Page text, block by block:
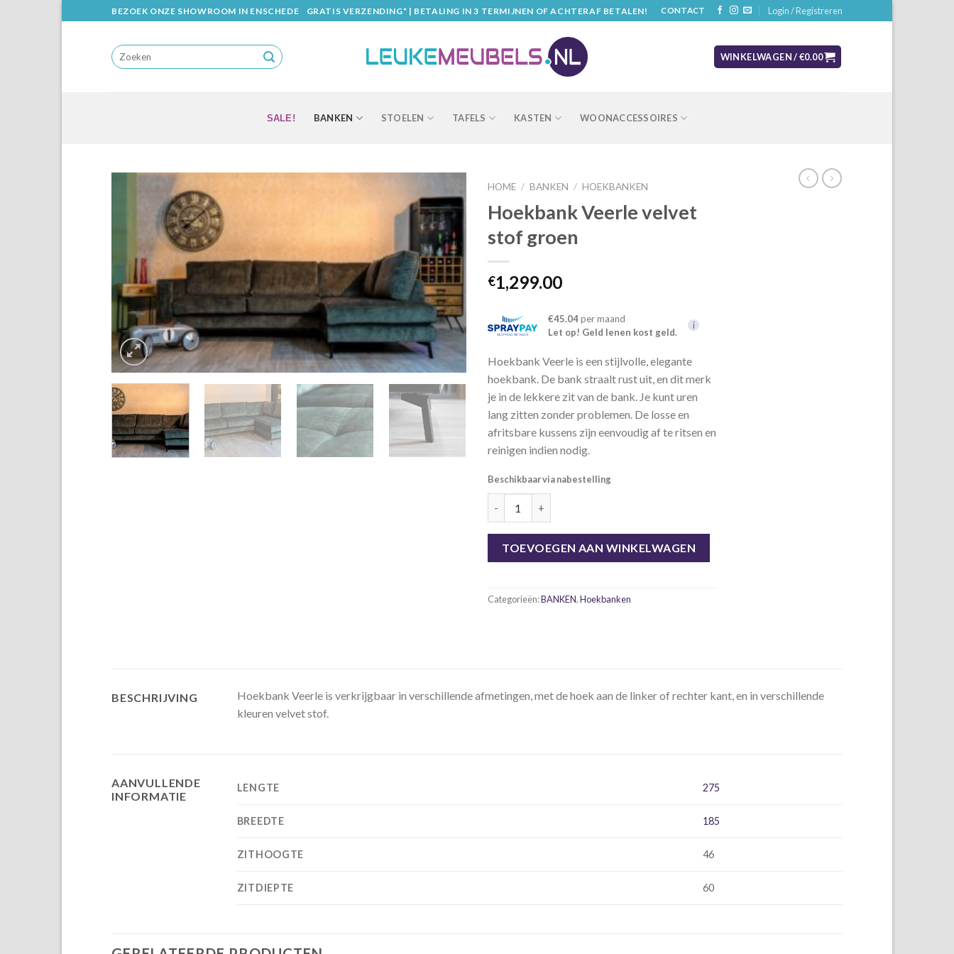
to
BEZOEK ONZE SHOWROOM IN ENSCHEDE GRATIS VERZENDING* | BETALING IN 3 TERMIJNEN OF ACHTERAF BETALEN! CONTACT Login / Registreren
WINKELWAGEN /€0.00
SALE! BANKEN STOELEN TAFELS KASTEN WOONACCESSOIRES
HOME / BANKEN / HOEKBANKEN
Hoekbank Veerle velvet
stof groen
€1,299.00
€45.04per maand
Let op! Geld lenen kost geld.
i
Hoekbank Veerle is een stijlvolle, elegante
hoekbank. De bank straalt rust uit, en dit merk
je in de lekkere zit van de bank. Je kunt uren
lang zitten zonder problemen. De losse en
afritsbare kussens zijn eenvoudig af te ritsen en
reinigen indien nodig.
Beschikbaar via nabestelling
TOEVOEGEN AAN WINKELWAGEN
Categorieën:BANKEN,Hoekbanken
BESCHRIJVING
Hoekbank Veerle is verkrijgbaar in verschillende afmetingen, met de hoek aan de linker of rechter kant, en in verschillende
kleuren velvet stof.
AANVULLENDE
INFORMATIE
LENGTE 275
BREEDTE 185
ZITHOOGTE 46
ZITDIEPTE 60